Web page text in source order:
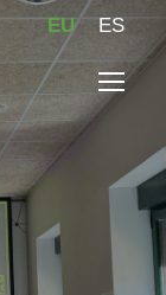
EU ES